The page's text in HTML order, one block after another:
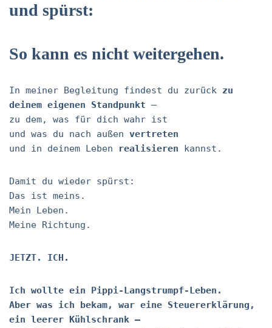
und spürst:
So kann es nicht weitergehen.
In meiner Begleitung findest du zurück zu
deinem eigenen Standpunkt —
zu dem, was für dich wahr ist
und was du nach außen vertreten
und in deinem Leben realisieren kannst.
Damit du wieder spürst:
Das ist meins.
Mein Leben.
Meine Richtung.
JETZT. ICH.
Ich wollte ein Pippi-Langstrumpf-Leben.
Aber was ich bekam, war eine Steuererklärung,
ein leerer Kühlschrank –